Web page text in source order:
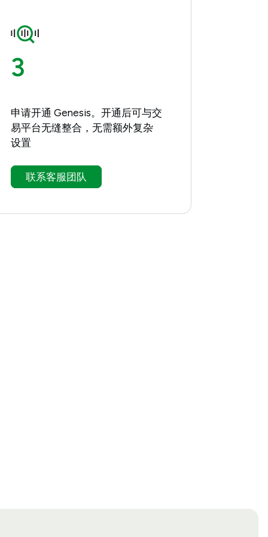
3
申请开通 Genesis。开通后可与交
易平台无缝整合，无需额外复杂
设置
联系客服团队